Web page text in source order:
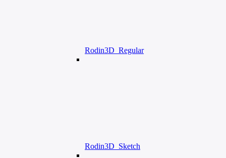
Rodin3D_Regular
Rodin3D_Sketch